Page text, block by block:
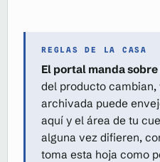
REGLAS DE LA CASA
El portal manda sobre
del producto cambian,
archivada puede
aquí y el área de tu
alguna vez difieren,
toma esta hoja como